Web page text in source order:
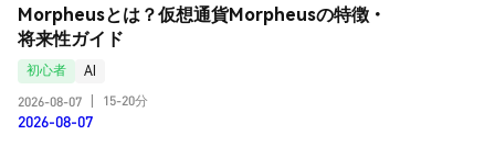
Morpheusとは？仮想通貨Morpheusの特徴・
将来性ガイド
初心者
AI
2026-08-07
15-20分
2026-08-07